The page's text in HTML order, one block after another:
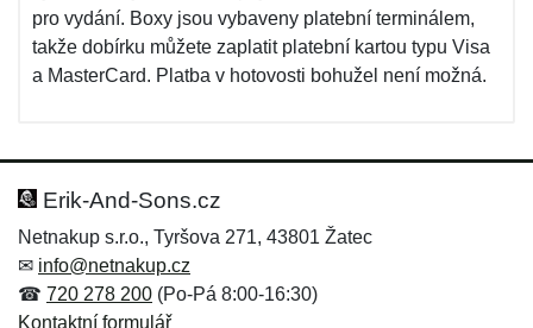
pro vydání. Boxy jsou vybaveny platební terminálem,
takže dobírku můžete zaplatit platební kartou typu Visa
a MasterCard. Platba v hotovosti bohužel není možná.
Erik-And-Sons.cz
Netnakup s.r.o., Tyršova 271, 43801 Žatec
✉ info@netnakup.cz
☎ 720 278 200 (Po-Pá 8:00-16:30)
Kontaktní formulář